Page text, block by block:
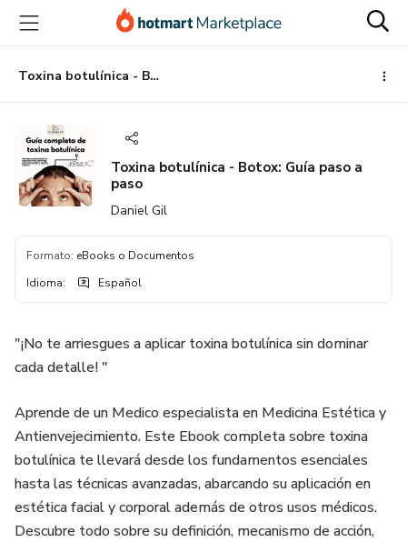
principal
página
de
página
Toxina botulínica - Botox: Guía paso a paso
Toxina botulínica - Botox: Guía paso a
paso
Daniel Gil
Formato: eBooks o Documentos
Idioma: Español
"¡No te arriesgues a aplicar toxina botulínica sin dominar
cada detalle! "
Aprende de un Medico especialista en Medicina Estética y
Antienvejecimiento. Este Ebook completa sobre toxina
botulínica te llevará desde los fundamentos esenciales
hasta las técnicas avanzadas, abarcando su aplicación en
estética facial y corporal además de otros usos médicos.
Descubre todo sobre su definición, mecanismo de acción,